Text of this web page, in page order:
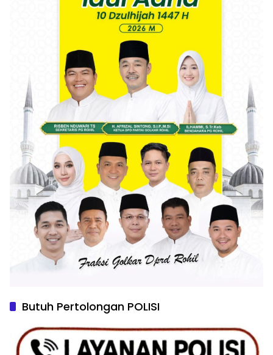
Butuh Pertolongan POLISI